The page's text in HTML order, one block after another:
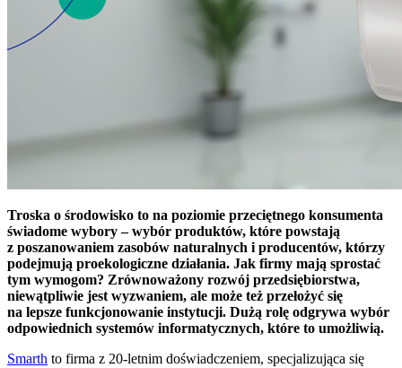
Troska o środowisko to na poziomie przeciętnego konsumenta
świadome wybory – wybór produktów, które powstają
z poszanowaniem zasobów naturalnych i producentów, którzy
podejmują proekologiczne działania. Jak firmy mają sprostać
tym wymogom? Zrównoważony rozwój przedsiębiorstwa,
niewątpliwie jest wyzwaniem, ale może też przełożyć się
na lepsze funkcjonowanie instytucji. Dużą rolę odgrywa wybór
odpowiednich systemów informatycznych, które to umożliwią.
Smarth to firma z 20-letnim doświadczeniem, specjalizująca się